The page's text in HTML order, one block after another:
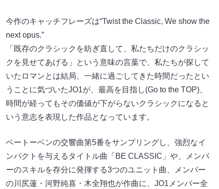
今作のキャッチフレーズは“Twist the Classic, We show the
next opus.”
「既存のクラシックを紡ぎ直して、私たちだけのクラシッ
クを見せてあげる」という意味の言葉で、私たちが探して
いたロマンとは結局、⼀緒に過ごしてきた時間だったとい
うことに気づいたJO1が、最高を⽬指し(Go to the TOP)、
時間が経ってもその価値が下がらないクラシックになると
いう意志を表現した作品となっています。
ベートーベンの交響曲第5番をサンプリングし、強烈なイ
ンパクトを与えるタイトル曲「BE CLASSIC」や、メンバ
ーのスキルを存分に発揮する3つのユニット曲、メンバー
の川尻蓮・河野純喜・木全翔也が作曲に、JO1メンバー全